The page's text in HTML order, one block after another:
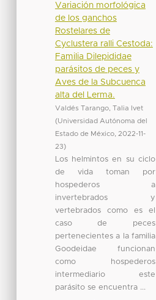
Variación morfológica
de los ganchos
Rostelares de
Cyclustera ralli Cestoda:
Familia Dilepididae
parásitos de peces y
Aves de la Subcuenca
alta del Lerma.
Valdés Tarango, Talia Ivet
(Universidad Autónoma del
Estado de México, 2022-11-
23)
Los helmintos en su ciclo
de vida toman por
hospederos a
invertebrados y
vertebrados como es el
caso de peces
pertenecientes a la familia
Goodeidae funcionan
como hospederos
intermediario este
parásito se encuentra ...